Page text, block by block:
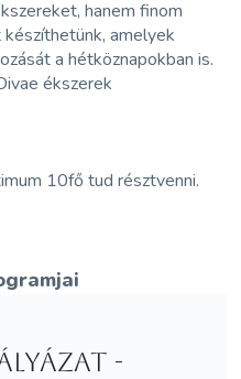
hanem finom
amelyek
a hétköznapokban is.
ékszerek
10fő tud résztvenni.
-